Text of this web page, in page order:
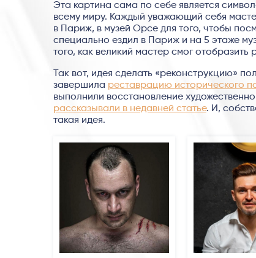
Эта картина сама по себе является
всему миру. Каждый уважающий себя
в Париж, в музей Орсе для того, чтобы
специально ездил в Париж и на 5 этаже
того, как великий мастер смог
Так вот, идея сделать «реконструкцию»
завершила реставрацию исторического
выполнили восстановление
рассказывали в недавней статье. И,
такая идея.